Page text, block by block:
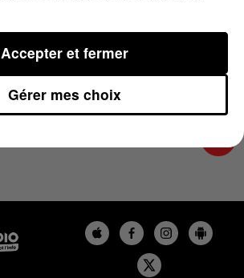
Gérer mes choix
Accepter et fermer